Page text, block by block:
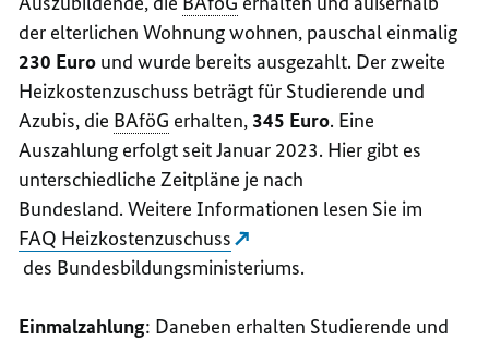
der elterlichen Wohnung wohnen, pauschal einmalig
230 Euro und wurde bereits ausgezahlt. Der zweite
Heizkostenzuschuss beträgt für Studierende und
Azubis, die BAföG erhalten, 345 Euro. Eine
Auszahlung erfolgt seit Januar 2023. Hier gibt es
unterschiedliche Zeitpläne je nach
Bundesland. Weitere Informationen lesen Sie im
FAQ Heizkostenzuschuss
des Bundesbildungsministeriums.
Einmalzahlung: Daneben erhalten Studierende und